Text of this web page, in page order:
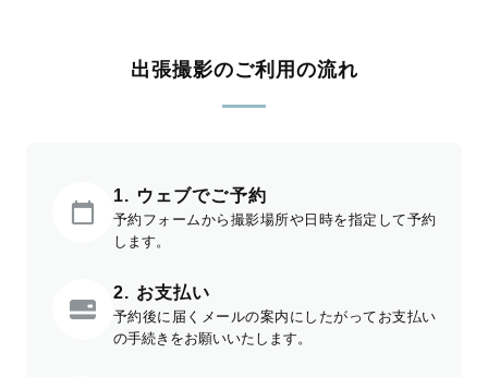
出張撮影のご利用の流れ
1. ウェブでご予約
予約フォームから撮影場所や日時を指定して予約
します。
2. お支払い
予約後に届くメールの案内にしたがってお支払い
の手続きをお願いいたします。